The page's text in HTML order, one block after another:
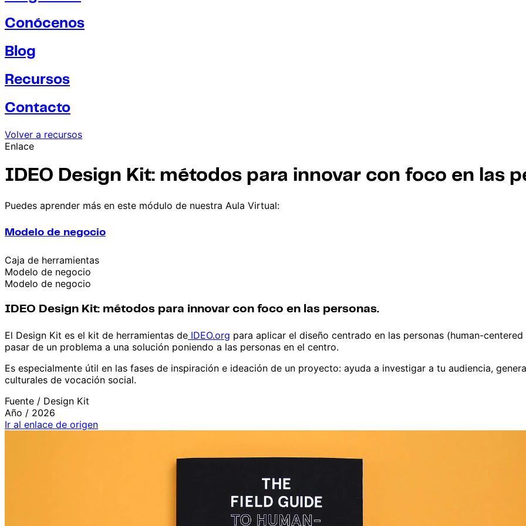
Conócenos
Blog
Recursos
Contacto
Volver a recursos
Enlace
IDEO Design Kit: métodos para innovar con foco en las
Puedes aprender más en este módulo de nuestra Aula Virtual:
Modelo de negocio
Caja de herramientas
Modelo de negocio
Modelo de negocio
IDEO Design Kit: métodos para innovar con foco en las personas.
El Design Kit es el kit de herramientas de IDEO.org para aplicar el diseño centrado en las personas (human-
pasar de un problema a una solución poniendo a las personas en el centro.
Es especialmente útil en las fases de inspiración e ideación de un proyecto: ayuda a investigar a tu audiencia,
culturales de vocación social.
Fuente / Design Kit
Año / 2026
Ir al enlace de origen